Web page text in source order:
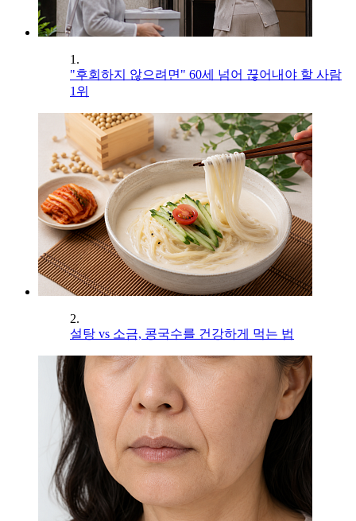
1.
"후회하지 않으려면" 60세 넘어 끊어내야 할 사람
1위
2.
설탕 vs 소금, 콩국수를 건강하게 먹는 법